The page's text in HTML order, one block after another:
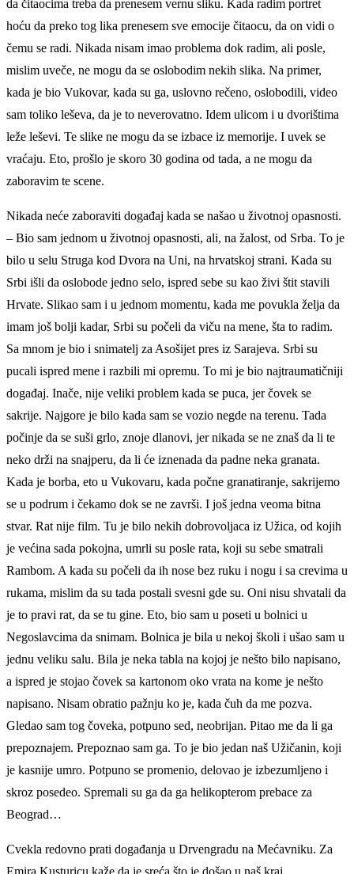
da čitaocima treba da prenesem vernu sliku. Kada radim portret
hoću da preko tog lika prenesem sve emocije čitaocu, da on vidi o
čemu se radi. Nikada nisam imao problema dok radim, ali posle,
mislim uveče, ne mogu da se oslobodim nekih slika. Na primer,
kada je bio Vukovar, kada su ga, uslovno rečeno, oslobodili, video
sam toliko leševa, da je to neverovatno. Idem ulicom i u dvorištima
leže leševi. Te slike ne mogu da se izbace iz memorije. I uvek se
vraćaju. Eto, prošlo je skoro 30 godina od tada, a ne mogu da
zaboravim te scene.
Nikada neće zaboraviti događaj kada se našao u životnoj opasnosti.
– Bio sam jednom u životnoj opasnosti, ali, na žalost, od Srba. To je
bilo u selu Struga kod Dvora na Uni, na hrvatskoj strani. Kada su
Srbi išli da oslobode jedno selo, ispred sebe su kao živi štit stavili
Hrvate. Slikao sam i u jednom momentu, kada me povukla želja da
imam još bolji kadar, Srbi su počeli da viču na mene, šta to radim.
Sa mnom je bio i snimatelj za Asošijet pres iz Sarajeva. Srbi su
pucali ispred mene i razbili mi opremu. To mi je bio najtraumatičniji
događaj. Inače, nije veliki problem kada se puca, jer čovek se
sakrije. Najgore je bilo kada sam se vozio negde na terenu. Tada
počinje da se suši grlo, znoje dlanovi, jer nikada se ne znaš da li te
neko drži na snajperu, da li će iznenada da padne neka granata.
Kada je borba, eto u Vukovaru, kada počne granatiranje, sakrijemo
se u podrum i čekamo dok se ne završi. I još jedna veoma bitna
stvar. Rat nije film. Tu je bilo nekih dobrovoljaca iz Užica, od kojih
je većina sada pokojna, umrli su posle rata, koji su sebe smatrali
Rambom. A kada su počeli da ih nose bez ruku i nogu i sa crevima u
rukama, mislim da su tada postali svesni gde su. Oni nisu shvatali da
je to pravi rat, da se tu gine. Eto, bio sam u poseti u bolnici u
Negoslavcima da snimam. Bolnica je bila u nekoj školi i ušao sam u
jednu veliku salu. Bila je neka tabla na kojoj je nešto bilo napisano,
a ispred je stojao čovek sa kartonom oko vrata na kome je nešto
napisano. Nisam obratio pažnju ko je, kada čuh da me pozva.
Gledao sam tog čoveka, potpuno sed, neobrijan. Pitao me da li ga
prepoznajem. Prepoznao sam ga. To je bio jedan naš Užičanin, koji
je kasnije umro. Potpuno se promenio, delovao je izbezumljeno i
skroz posedeo. Spremali su ga da ga helikopterom prebace za
Beograd…
Cvekla redovno prati događanja u Drvengradu na Mećavniku. Za
Emira Kusturicu kaže da je sreća što je došao u naš kraj.